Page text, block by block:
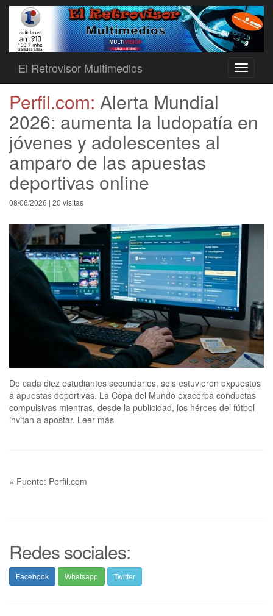
Toggle
El Retrovisor Multimedios
Perfil.com: Alerta Mundial
2026: aumenta la ludopatía en
jóvenes y adolescentes al
amparo de las apuestas
deportivas online
08/06/2026 | 20 visitas
De cada diez estudiantes secundarios, seis estuvieron expuestos
a apuestas deportivas. La Copa del Mundo exacerba conductas
compulsivas mientras, desde la publicidad, los héroes del fútbol
invitan a apostar. Leer más
» Fuente: Perfil.com
Redes sociales:
Facebook Whatsapp Twitter